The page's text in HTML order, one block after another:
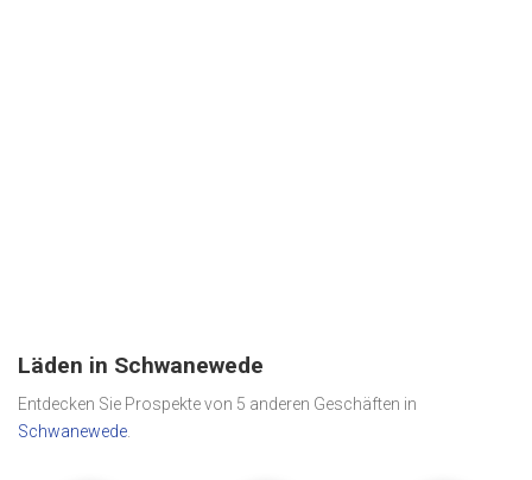
Läden in Schwanewede
Entdecken Sie Prospekte von 5 anderen Geschäften in
Schwanewede